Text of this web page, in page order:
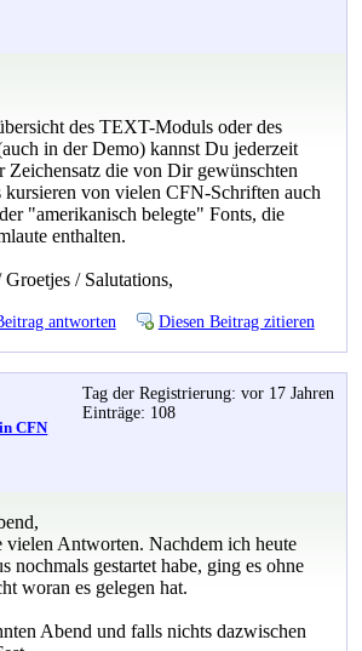
des TEXT-Moduls oder des
in der Demo) kannst Du jederzeit
Zeichensatz die von Dir gewünschten
kursieren von vielen CFN-Schriften auch
"amerikanisch belegte" Fonts, die
enthalten.
/ Salutations,
antworten Diesen Beitrag zitieren
CFN
Tag der Registrierung: vor 17 Jahren
Einträge: 108
Antworten. Nachdem ich heute
nochmals gestartet habe, ging es ohne
woran es gelegen hat.
Abend und falls nichts dazwischen